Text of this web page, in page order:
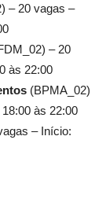
– 20 vagas –
– 20
às 22:00
(BPMA_02)
às 22:00
– Início: